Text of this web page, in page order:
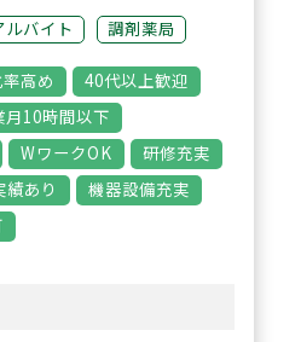
ひとつプラス」を
募集中】認知症カ
ンダらいぶらりー
様のために何がで
ことを考え、薬剤
ルバイト 調剤薬局
高め
40代以上歓迎
月10時間以下
WワークOK
研修充実
あり
機器設備充実